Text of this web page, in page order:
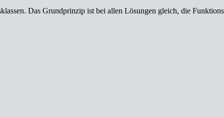
Das Grundprinzip ist bei allen Lösungen gleich, die